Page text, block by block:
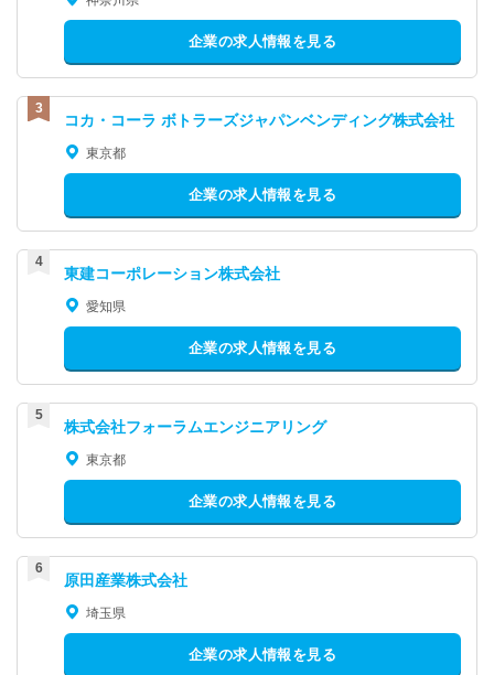
企業の求人情報を見る
コカ・コーラ ボトラーズジャパンベンディング株式会社
東京都
企業の求人情報を見る
東建コーポレーション株式会社
愛知県
企業の求人情報を見る
株式会社フォーラムエンジニアリング
東京都
企業の求人情報を見る
原田産業株式会社
埼玉県
企業の求人情報を見る